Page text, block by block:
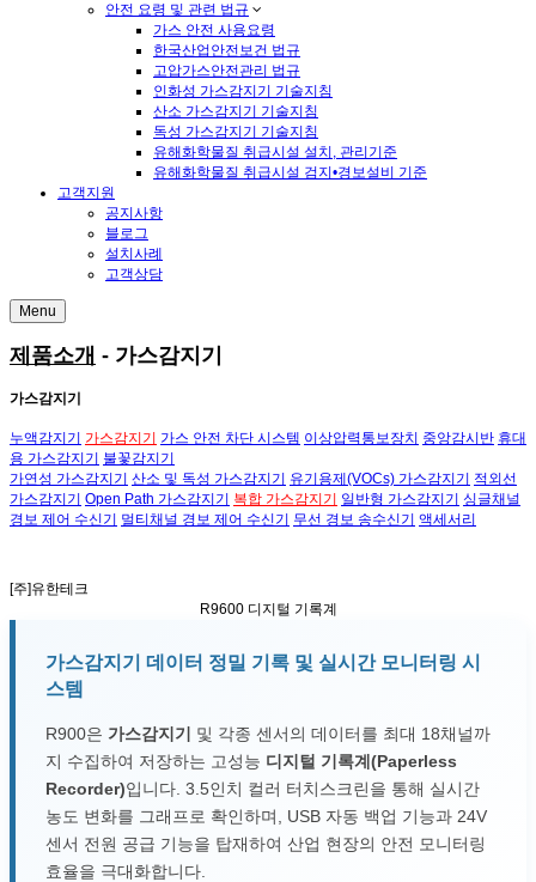
안전 요령 및 관련 법규
가스 안전 사용요령
한국산업안전보건 법규
고압가스안전관리 법규
인화성 가스감지기 기술지침
산소 가스감지기 기술지침
독성 가스감지기 기술지침
유해화학물질 취급시설 설치, 관리기준
유해화학물질 취급시설 검지•경보설비 기준
고객지원
공지사항
블로그
설치사례
고객상담
Menu
제품소개 - 가스감지기
가스감지기
누액감지기 가스감지기 가스 안전 차단 시스템 이상압력통보장치 중앙감시반 휴대
용 가스감지기 불꽃감지기
가연성 가스감지기 산소 및 독성 가스감지기 유기용제(VOCs) 가스감지기 적외선
가스감지기 Open Path 가스감지기 복합 가스감지기 일반형 가스감지기 싱글채널
경보 제어 수신기 멀티채널 경보 제어 수신기 무선 경보 송수신기 액세서리
[주]유한테크
R9600 디지털 기록계
가스감지기 데이터 정밀 기록 및 실시간 모니터링 시
스템
R900은 가스감지기
및 각종 센서의 데이터를 최대 18채널까
지 수집하여 저장하는 고성능 디지털 기록계(Paperless
Recorder)입니다. 3.5인치 컬러 터치스크린을 통해 실시간
농도 변화를 그래프로 확인하며, USB 자동 백업 기능과 24V
센서 전원 공급 기능을 탑재하여 산업 현장의 안전 모니터링
효율을 극대화합니다.